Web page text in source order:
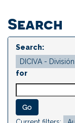
Search
Search:
for